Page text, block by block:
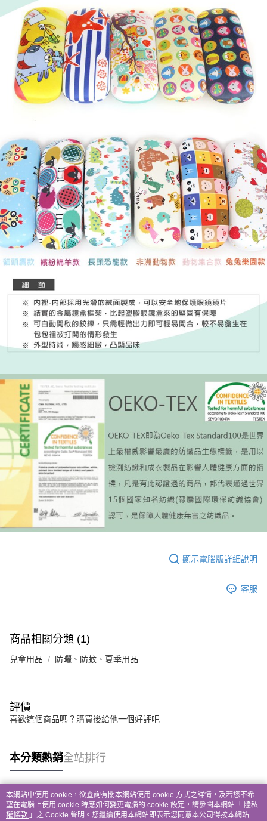
顯示電腦版詳細說明
客服
商品相關分類 (1)
兒童用品 防曬、防蚊、夏季用品
評價
喜歡這個商品嗎？購買後給他一個好評吧
本分類熱銷全站排行
熱門標籤
本網站中使用 cookie，欲查詢有關本網站使用 cookie 方式之詳情，及若您不希
望在電腦上使用 cookie 時應如何變更電腦的 cookie 設定，請參閱本網站「 隱私
權條款 」之 Cookie 聲明。您繼續使用本網站即表示您同意本公司得按本網站使